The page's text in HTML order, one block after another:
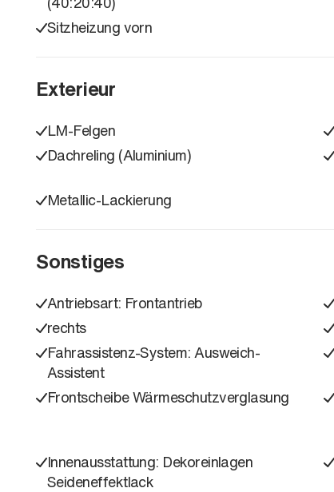
Sitzheizung vorn
Exterieur
LM-Felgen
Dachreling (Aluminium)
Metallic-Lackierung
Sonstiges
Antriebsart: Frontantrieb
rechts
Fahrassistenz-System: Ausweich-
Assistent
Frontscheibe Wärmeschutzverglasung
Innenausstattung: Dekoreinlagen
Seideneffektlack